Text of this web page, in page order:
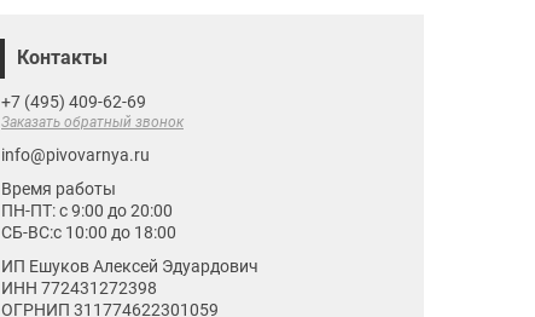
Контакты
+7 (495) 409-62-69
Заказать обратный звонок
info@pivovarnya.ru
Время работы
ПН-ПТ: с 9:00 до 20:00
СБ-ВС:с 10:00 до 18:00
ИП Ешуков Алексей Эдуардович
ИНН 772431272398
ОГРНИП 311774622301059